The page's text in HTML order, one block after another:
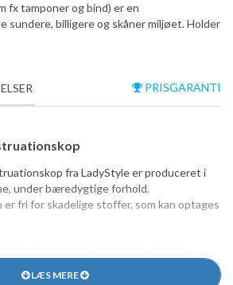
fx tamponer og bind) er en
sundere, billigere og skåner miljøet. Holder
PRISGARANTI
fra LadyStyle er produceret i
under bæredygtige forhold.
fri for skadelige stoffer, som kan optages
LÆS MERE